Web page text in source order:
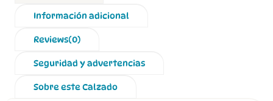
Información adicional
Reviews(0)
Seguridad y advertencias
Sobre este Calzado